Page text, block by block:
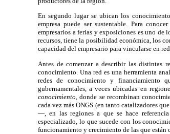
En segundo lugar se ubican los
empresa puede ser sustentable. Para
empresarios a ferias y exposiciones es uno de
recursos, tiene la posibilidad económica, los
capacidad del empresario para vincularse en
Antes de comenzar a describir las distintas
conocimiento. Una red es una herramienta
redes de conocimiento y financiamiento
gubernamentales, a veces ubicadas en
conocimiento, donde se recombinan
cada vez más ONGS (en tanto catalizadores
—, en las regiones a que se hace
especializado, lo que sucede con los
funcionamiento y crecimiento de las que están